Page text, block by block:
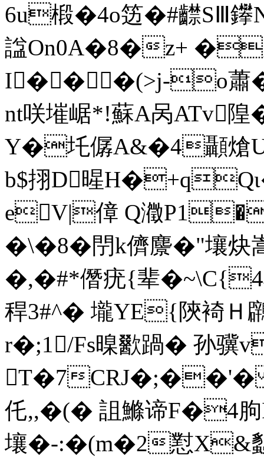
6u椴�4o笾�#齽SⅢ鑻
諡On0A�8�z+ �
I���(>j-o蕭�
nt咲墔崌*!蘇A呙ATv
Y�圫僝A&�4顳熗U顬
b$挧D暒
eV|傽 Q瀓
�\�8�閅k儕麖�"壤
�,�#*僭疣{辈
稈3#^� 壠YE{陝裿
r�;1/Fs暞歠踻� 孙骥
T�7CRJ�;��'�
仛,,�(� 詛鰷谛F�4朐I
壤�-:�(m�2懟X&